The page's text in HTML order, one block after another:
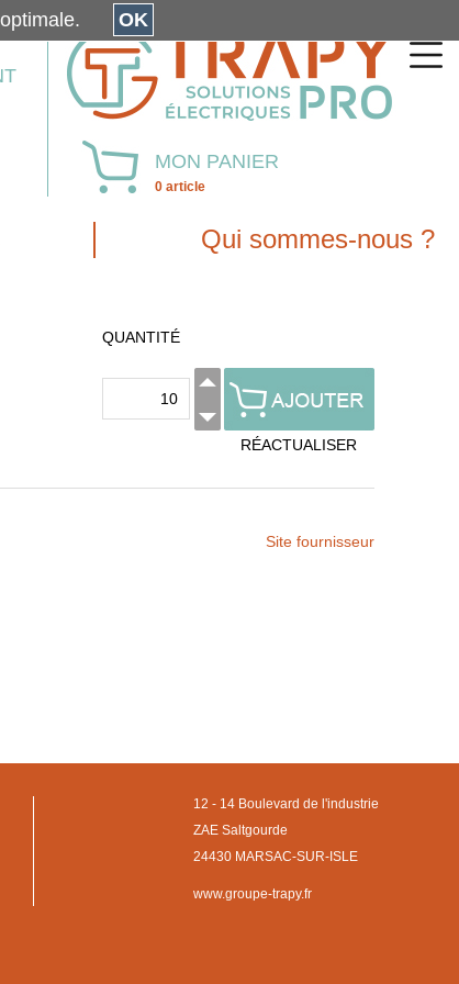
MON PANIER
0 article
Qui sommes-nous ?
QUANTITÉ
RÉACTUALISER
Site fournisseur
12 - 14 Boulevard de l'industrie
ZAE Saltgourde
24430 MARSAC-SUR-ISLE
www.groupe-trapy.fr
optimale. OK